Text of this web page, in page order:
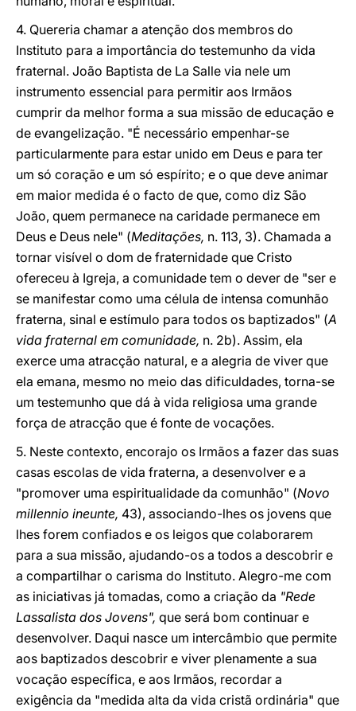
4. Quereria chamar a atenção dos membros do
Instituto para a importância do testemunho da vida
fraternal. João Baptista de La Salle via nele um
instrumento essencial para permitir aos Irmãos
cumprir da melhor forma a sua missão de educação e
de evangelização. "É necessário empenhar-se
particularmente para estar unido em Deus e para ter
um só coração e um só espírito; e o que deve animar
em maior medida é o facto de que, como diz São
João, quem permanece na caridade permanece em
Deus e Deus nele" (Meditações, n. 113, 3). Chamada a
tornar visível o dom de fraternidade que Cristo
ofereceu à Igreja, a comunidade tem o dever de "ser e
se manifestar como uma célula de intensa comunhão
fraterna, sinal e estímulo para todos os baptizados" (A
vida fraternal em comunidade, n. 2b). Assim, ela
exerce uma atracção natural, e a alegria de viver que
ela emana, mesmo no meio das dificuldades, torna-se
um testemunho que dá à vida religiosa uma grande
força de atracção que é fonte de vocações.
5. Neste contexto, encorajo os Irmãos a fazer das suas
casas escolas de vida fraterna, a desenvolver e a
"promover uma espiritualidade da comunhão" (Novo
millennio ineunte, 43), associando-lhes os jovens que
lhes forem confiados e os leigos que colaborarem
para a sua missão, ajudando-os a todos a descobrir e
a compartilhar o carisma do Instituto. Alegro-me com
as iniciativas já tomadas, como a criação da "Rede
Lassalista dos Jovens", que será bom continuar e
desenvolver. Daqui nasce um intercâmbio que permite
aos baptizados descobrir e viver plenamente a sua
vocação específica, e aos Irmãos, recordar a
exigência da "medida alta da vida cristã ordinária" que